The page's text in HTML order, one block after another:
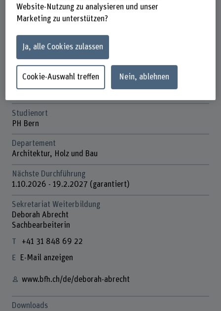
Anzahl ECTS
15 ECTS-Credits
Kosten
CHF 9400.-
Studienort
PH Bern
Departement
Architektur, Holz und Bau
Nächste Durchführung
1.10.2026 - 19.2.2027 (garantiert)
Sekretariat Weiterbildung
Deborah Abrecht
Sachbearbeiterin
+41 31 848 69 22
E-Mail anzeigen
www.bfh.ch/de/deborah-abrecht
Downloads
Website-Nutzung zu analysieren und unser
Marketing zu unterstützen?
Ja, alle Cookies zulassen
Cookie-Auswahl treffen Nein, ablehnen